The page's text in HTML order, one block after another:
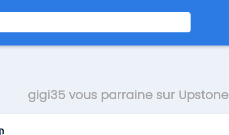
gigi35 vous parraine sur Upstone